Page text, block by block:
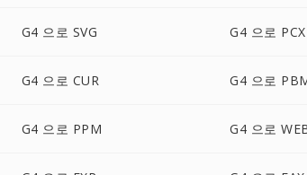
G4 으로 SVG G4 으로 PCX
G4 으로 CUR G4 으로
G4 으로 PPM G4 으로